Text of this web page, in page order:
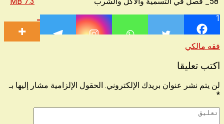
1
فقه مالكي
اكتب تعليقا
لن يتم نشر عنوان بريدك الإلكتروني. الحقول الإلزامية مشار إليها بـ
*